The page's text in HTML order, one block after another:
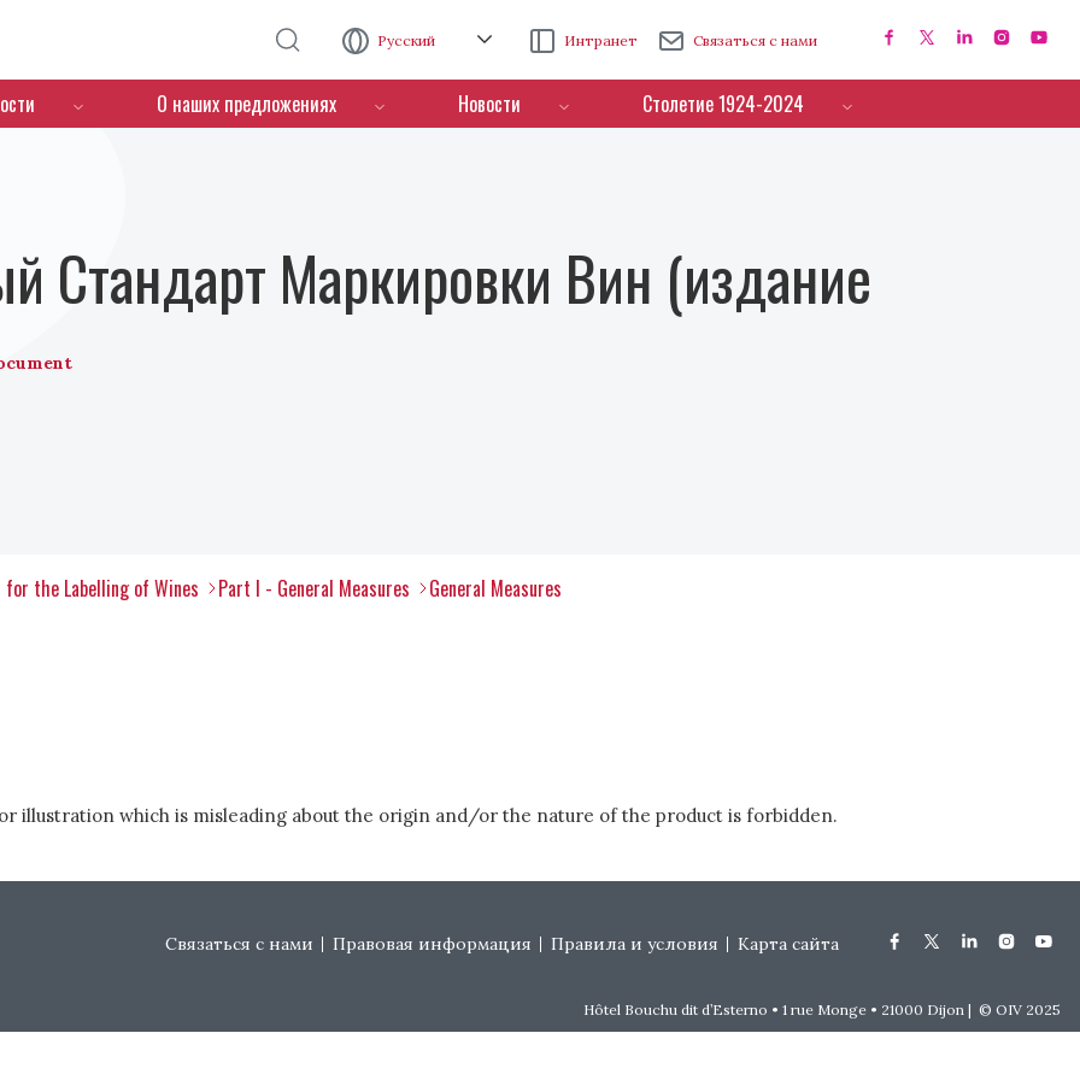
Русский Интранет Связаться с нами
О наших предложениях Новости Столетие 1924-2024
Стандарт Маркировки Вин (издание
the Labelling of Wines Part I - General Measures General Measures
illustration which is misleading about the origin and/or the nature of the product is forbidden.
Footer menu
Связаться с нами Правовая информация Правила и условия Карта сайта
Hôtel Bouchu dit d’Esterno • 1 rue Monge • 21000 Dijon | © OIV 2025